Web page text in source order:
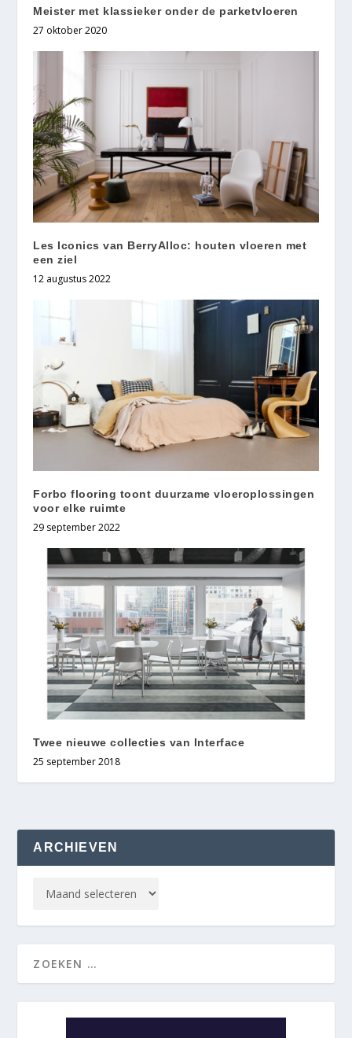
Meister met klassieker onder de parketvloeren
27 oktober 2020
Les Iconics van BerryAlloc: houten vloeren met
een ziel
12 augustus 2022
Forbo flooring toont duurzame vloeroplossingen
voor elke ruimte
29 september 2022
Twee nieuwe collecties van Interface
25 september 2018
ARCHIEVEN